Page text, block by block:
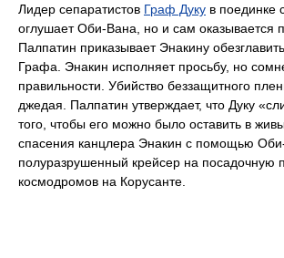
Лидер сепаратистов Граф Дуку в поединке
оглушает Оби-Вана, но и сам оказывается
Палпатин приказывает Энакину
Графа. Энакин исполняет просьбу, но
правильности. Убийство беззащитного
джедая. Палпатин утверждает, что Дуку
того, чтобы его можно было оставить в
спасения канцлера Энакин с помощью
полуразрушенный крейсер на посадочную
космодромов на Корусанте.